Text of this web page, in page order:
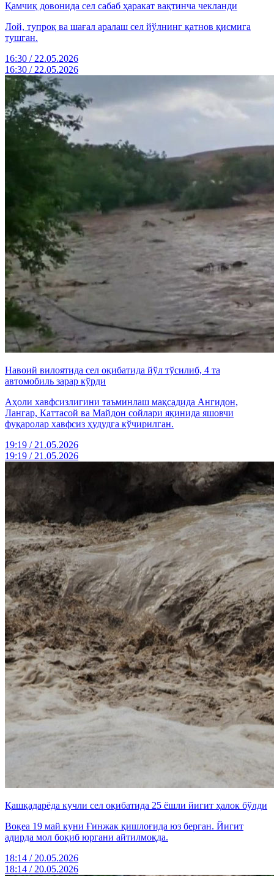
Қамчиқ довонида сел сабаб ҳаракат вақтинча чекланди
Лой, тупроқ ва шағал аралаш сел йўлнинг қатнов қисмига
тушган.
16:30 / 22.05.2026
16:30 / 22.05.2026
Навоий вилоятида сел оқибатида йўл тўсилиб, 4 та
автомобиль зарар кўрди
Аҳоли хавфсизлигини таъминлаш мақсадида Ангидон,
Лангар, Каттасой ва Майдон сойлари яқинида яшовчи
фуқаролар хавфсиз ҳудудга кўчирилган.
19:19 / 21.05.2026
19:19 / 21.05.2026
Қашқадарёда кучли сел оқибатида 25 ёшли йигит ҳалок бўлди
Воқеа 19 май куни Ғинжак қишлоғида юз берган. Йигит
адирда мол боқиб юргани айтилмоқда.
18:14 / 20.05.2026
18:14 / 20.05.2026